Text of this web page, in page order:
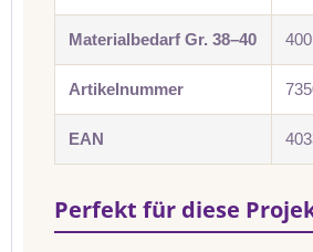
Materialbedarf Gr. 38–40
Artikelnummer
EAN
Perfekt für diese